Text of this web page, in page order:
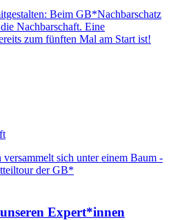
Beim GB*Nachbarschatz
Nachbarschaft. Eine
zum fünften Mal am Start ist!
Expert*innen